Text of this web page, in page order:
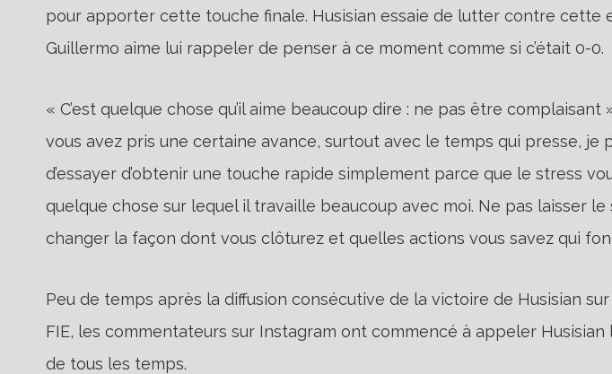
pour apporter cette touche finale. Husisian essaie de lutter contre cette
Guillermo aime lui rappeler de penser à ce moment comme si c’était 0-0.
« C’est quelque chose qu’il aime beaucoup dire : ne pas être complaisant
vous avez pris une certaine avance, surtout avec le temps qui presse, je
d’essayer d’obtenir une touche rapide simplement parce que le stress
quelque chose sur lequel il travaille beaucoup avec moi. Ne pas laisser
changer la façon dont vous clôturez et quelles actions vous savez qui
Peu de temps après la diffusion consécutive de la victoire de Husisian sur
FIE, les commentateurs sur Instagram ont commencé à appeler Husisian
de tous les temps.